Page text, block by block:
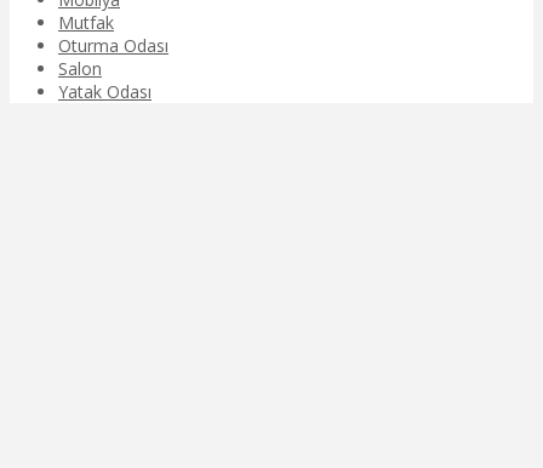
Mutfak
Oturma Odası
Salon
Yatak Odası